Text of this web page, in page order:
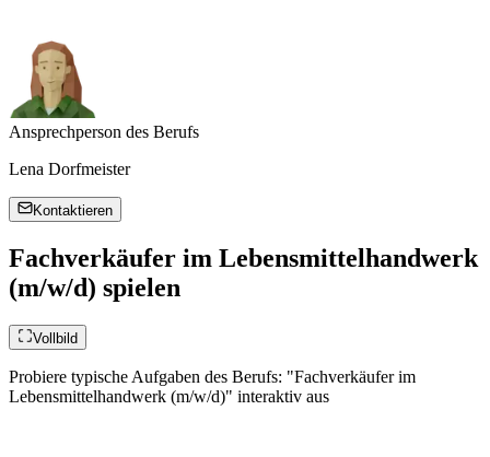
Ansprechperson des Berufs
Lena Dorfmeister
Kontaktieren
Fachverkäufer im Lebensmittelhandwerk
(m/w/d) spielen
Vollbild
Probiere typische Aufgaben des Berufs: "Fachverkäufer im
Lebensmittelhandwerk (m/w/d)" interaktiv aus